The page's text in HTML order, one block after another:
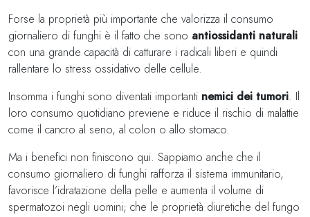
Forse la proprietà più importante che valorizza il consumo
giornaliero di funghi è il fatto che sono antiossidanti naturali
con una grande capacità di catturare i radicali liberi e quindi
rallentare lo stress ossidativo delle cellule.
Insomma i funghi sono diventati importanti nemici dei tumori. Il
loro consumo quotidiano previene e riduce il rischio di malattie
come il cancro al seno, al colon o allo stomaco.
Ma i benefici non finiscono qui. Sappiamo anche che il
consumo giornaliero di funghi rafforza il sistema immunitario,
favorisce l’idratazione della pelle e aumenta il volume di
spermatozoi negli uomini; che le proprietà diuretiche del fungo